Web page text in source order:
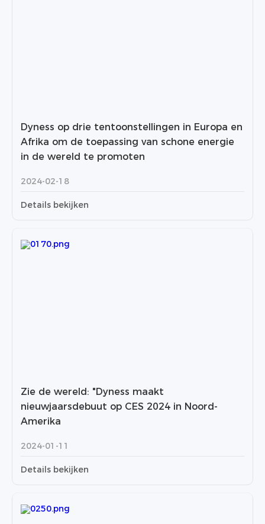
Dyness op drie tentoonstellingen in Europa en
Afrika om de toepassing van schone energie
in de wereld te promoten
2024-02-18
Details bekijken
Zie de wereld: "Dyness maakt
nieuwjaarsdebuut op CES 2024 in Noord-
Amerika
2024-01-11
Details bekijken